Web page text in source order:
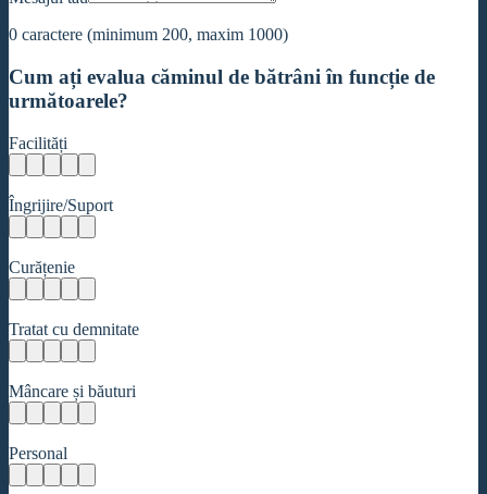
0 caractere (minimum 200, maxim 1000)
Cum ați evalua căminul de bătrâni în funcție de
următoarele?
Facilități
Îngrijire/Suport
Curățenie
Tratat cu demnitate
Mâncare și băuturi
Personal